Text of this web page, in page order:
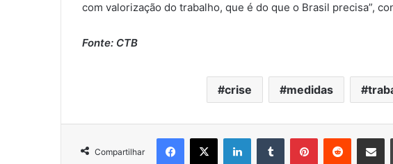
com valorização do trabalho, que é do que o Brasil precisa”,
Fonte: CTB
crise medidas
Compartilhar